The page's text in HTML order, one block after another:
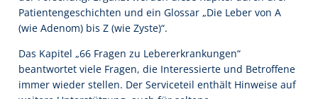
Patientengeschichten und ein Glossar „Die Leber von A
(wie Adenom) bis Z (wie Zyste)“.
Das Kapitel „66 Fragen zu Lebererkrankungen“
beantwortet viele Fragen, die Interessierte und Betroffene
immer wieder stellen. Der Serviceteil enthält Hinweise auf